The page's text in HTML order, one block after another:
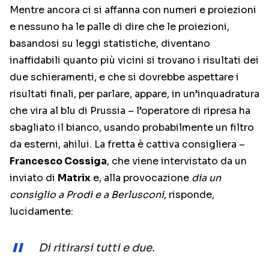
Mentre ancora ci si affanna con numeri e proiezioni
e nessuno ha le palle di dire che le proiezioni,
basandosi su leggi statistiche, diventano
inaffidabili quanto più vicini si trovano i risultati dei
due schieramenti, e che si dovrebbe aspettare i
risultati finali, per parlare, appare, in un’inquadratura
che vira al blu di Prussia – l’operatore di ripresa ha
sbagliato il bianco, usando probabilmente un filtro
da esterni, ahilui. La fretta è cattiva consigliera –
Francesco Cossiga, che viene intervistato da un
inviato di Matrix e, alla provocazione dia un
consiglio a Prodi e a Berlusconi, risponde,
lucidamente:
Di ritirarsi tutti e due.